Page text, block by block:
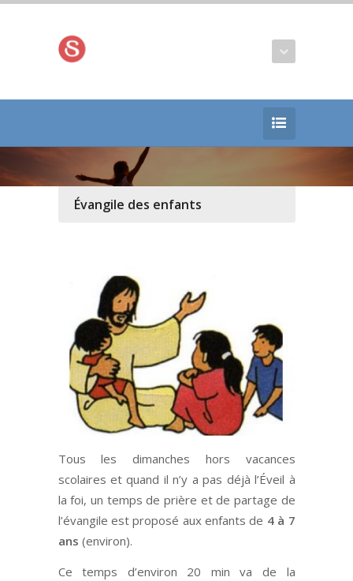
Évangile des enfants
Tous les dimanches hors vacances
scolaires et quand il n’y a pas déjà l’Éveil à
la foi, un temps de prière et de partage de
l’évangile est proposé aux enfants de 4 à 7
ans (environ).
Ce temps d’environ 20 min va de la